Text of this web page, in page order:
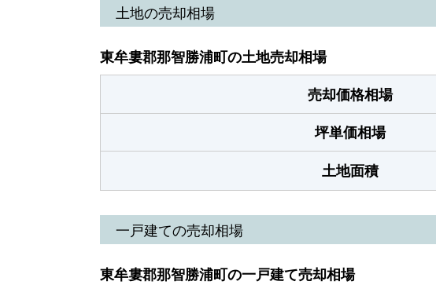
土地の売却相場
東牟婁郡那智勝浦町の土地売却相場
売却価格相場
坪単価相場
土地面積
一戸建ての売却相場
東牟婁郡那智勝浦町の一戸建て売却相場